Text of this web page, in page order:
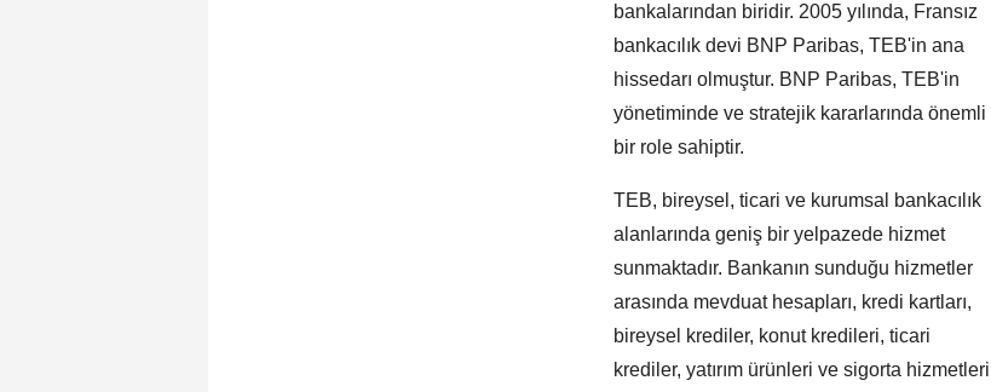
bankalarından biridir. 2005 yılında, Fransız
bankacılık devi BNP Paribas, TEB'in ana
hissedarı olmuştur. BNP Paribas, TEB'in
yönetiminde ve stratejik kararlarında önemli
bir role sahiptir.
TEB, bireysel, ticari ve kurumsal bankacılık
alanlarında geniş bir yelpazede hizmet
sunmaktadır. Bankanın sunduğu hizmetler
arasında mevduat hesapları, kredi kartları,
bireysel krediler, konut kredileri, ticari
krediler, yatırım ürünleri ve sigorta hizmetleri